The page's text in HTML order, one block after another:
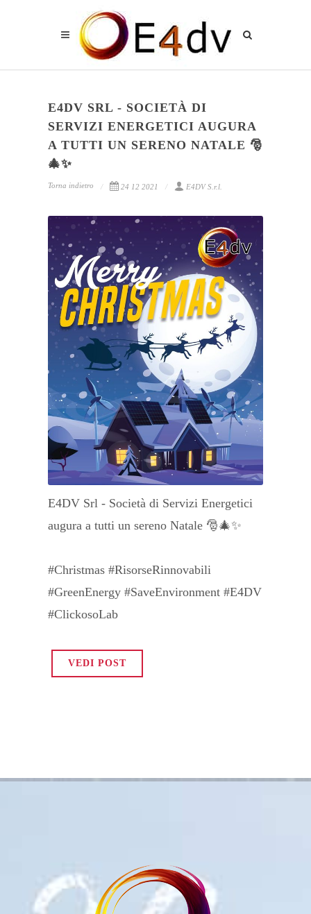
E4DV SRL - SOCIETÀ DI
SERVIZI ENERGETICI AUGURA
A TUTTI UN SERENO NATALE 🎅
🎄✨
Torna indietro 24 12 2021 E4DV S.r.l.
E4DV Srl - Società di Servizi Energetici
augura a tutti un sereno Natale 🎅🎄✨
#Christmas #RisorseRinnovabili
#GreenEnergy #SaveEnvironment #E4DV
#ClickosoLab
VEDI POST